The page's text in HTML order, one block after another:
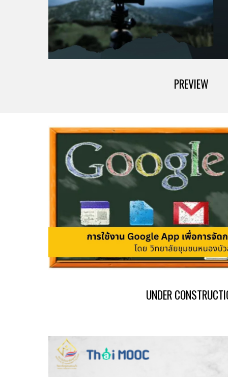
PREVIEW
UNDER